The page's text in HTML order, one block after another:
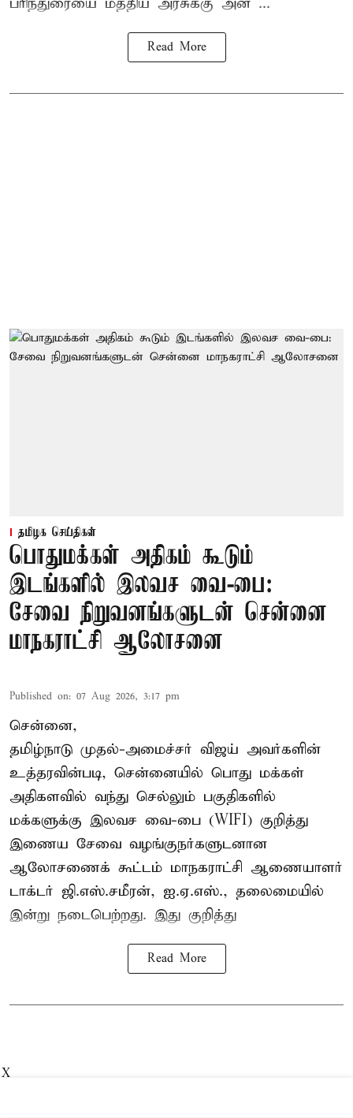
Read More
தமிழக செய்திகள்
பொதுமக்கள் அதிகம் கூடும்
இடங்களில் இலவச வை-பை:
சேவை நிறுவனங்களுடன் சென்னை
மாநகராட்சி ஆலோசனை
Published on: 07 Aug 2026, 3:17 pm
சென்னை,
தமிழ்நாடு முதல்-அமைச்சர் விஜய் அவர்களின்
உத்தரவின்படி, சென்னையில் பொது மக்கள்
அதிகளவில் வந்து செல்லும் பகுதிகளில்
மக்களுக்கு இலவச வை-பை (WIFI) குறித்து
இணைய சேவை வழங்குநர்களுடனான
ஆலோசணைக் கூட்டம் மாநகராட்சி ஆணையாளர்
டாக்டர் ஜி.எஸ்.சமீரன், ஐ.ஏ.எஸ்., தலைமையில்
இன்று நடைபெற்றது. இது குறித்து
Read More
X